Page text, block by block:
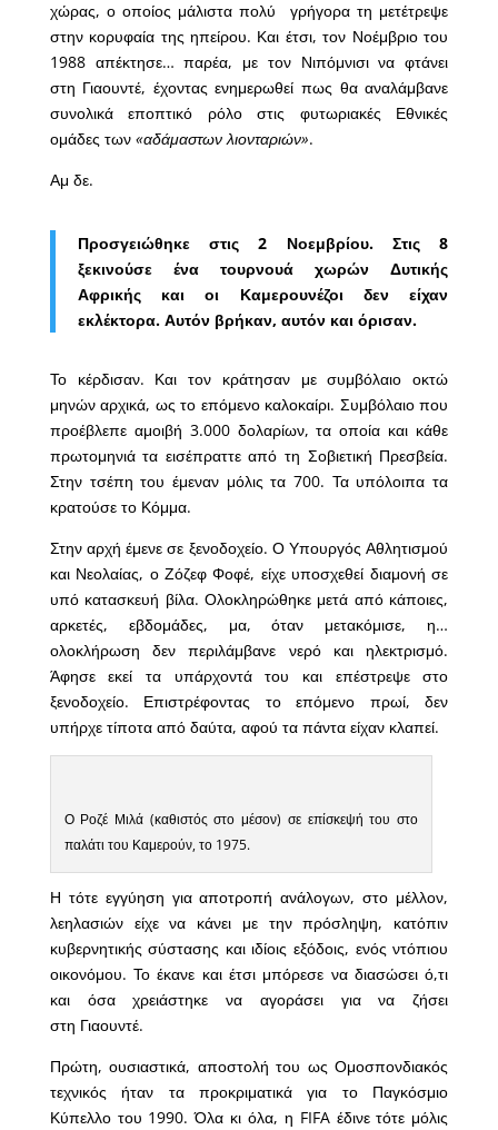
χώρας, ο οποίος μάλιστα πολύ γρήγορα τη μετέτρεψε
στην κορυφαία της ηπείρου. Και έτσι, τον Νοέμβριο του
1988 απέκτησε… παρέα, με τον Νιπόμνισι να φτάνει
στη Γιαουντέ, έχοντας ενημερωθεί πως θα αναλάμβανε
συνολικά εποπτικό ρόλο στις φυτωριακές Εθνικές
ομάδες των «αδάμαστων λιονταριών».
Αμ δε.
Προσγειώθηκε στις 2 Νοεμβρίου. Στις 8
ξεκινούσε ένα τουρνουά χωρών Δυτικής
Αφρικής και οι Καμερουνέζοι δεν είχαν
εκλέκτορα. Αυτόν βρήκαν, αυτόν και όρισαν.
Το κέρδισαν. Και τον κράτησαν με συμβόλαιο οκτώ
μηνών αρχικά, ως το επόμενο καλοκαίρι. Συμβόλαιο που
προέβλεπε αμοιβή 3.000 δολαρίων, τα οποία και κάθε
πρωτομηνιά τα εισέπραττε από τη Σοβιετική Πρεσβεία.
Στην τσέπη του έμεναν μόλις τα 700. Τα υπόλοιπα τα
κρατούσε το Κόμμα.
Στην αρχή έμενε σε ξενοδοχείο. Ο Υπουργός Αθλητισμού
και Νεολαίας, ο Ζόζεφ Φοφέ, είχε υποσχεθεί διαμονή σε
υπό κατασκευή βίλα. Ολοκληρώθηκε μετά από κάποιες,
αρκετές, εβδομάδες, μα, όταν μετακόμισε, η…
ολοκλήρωση δεν περιλάμβανε νερό και ηλεκτρισμό.
Άφησε εκεί τα υπάρχοντά του και επέστρεψε στο
ξενοδοχείο. Επιστρέφοντας το επόμενο πρωί, δεν
υπήρχε τίποτα από δαύτα, αφού τα πάντα είχαν κλαπεί.
Ο Ροζέ Μιλά (καθιστός στο μέσον) σε επίσκεψή του στο
παλάτι του Καμερούν, το 1975.
Η τότε εγγύηση για αποτροπή ανάλογων, στο μέλλον,
λεηλασιών είχε να κάνει με την πρόσληψη, κατόπιν
κυβερνητικής σύστασης και ιδίοις εξόδοις, ενός ντόπιου
οικονόμου. Το έκανε και έτσι μπόρεσε να διασώσει ό,τι
και όσα χρειάστηκε να αγοράσει για να ζήσει
στη Γιαουντέ.
Πρώτη, ουσιαστικά, αποστολή του ως Ομοσπονδιακός
τεχνικός ήταν τα προκριματικά για το Παγκόσμιο
Κύπελλο του 1990. Όλα κι όλα, η FIFA έδινε τότε μόλις